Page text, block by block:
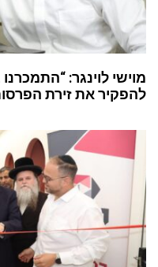
מוישי לוינגר:
להפקיר את זירת